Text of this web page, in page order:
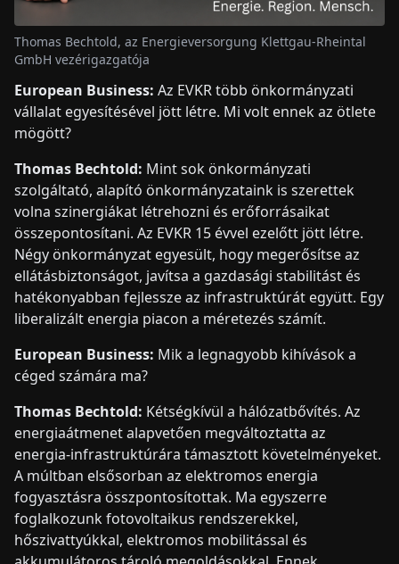
Thomas Bechtold, az Energieversorgung Klettgau-Rheintal
GmbH vezérigazgatója
European Business: Az EVKR több önkormányzati
vállalat egyesítésével jött létre. Mi volt ennek az ötlete
mögött?
Thomas Bechtold: Mint sok önkormányzati
szolgáltató, alapító önkormányzataink is szerettek
volna szinergiákat létrehozni és erőforrásaikat
összepontosítani. Az EVKR 15 évvel ezelőtt jött létre.
Négy önkormányzat egyesült, hogy megerősítse az
ellátásbiztonságot, javítsa a gazdasági stabilitást és
hatékonyabban fejlessze az infrastruktúrát együtt. Egy
liberalizált energia piacon a méretezés számít.
European Business: Mik a legnagyobb kihívások a
céged számára ma?
Thomas Bechtold: Kétségkívül a hálózatbővítés. Az
energiaátmenet alapvetően megváltoztatta az
energia-infrastruktúrára támasztott követelményeket.
A múltban elsősorban az elektromos energia
fogyasztásra összpontosítottak. Ma egyszerre
foglalkozunk fotovoltaikus rendszerekkel,
hőszivattyúkkal, elektromos mobilitással és